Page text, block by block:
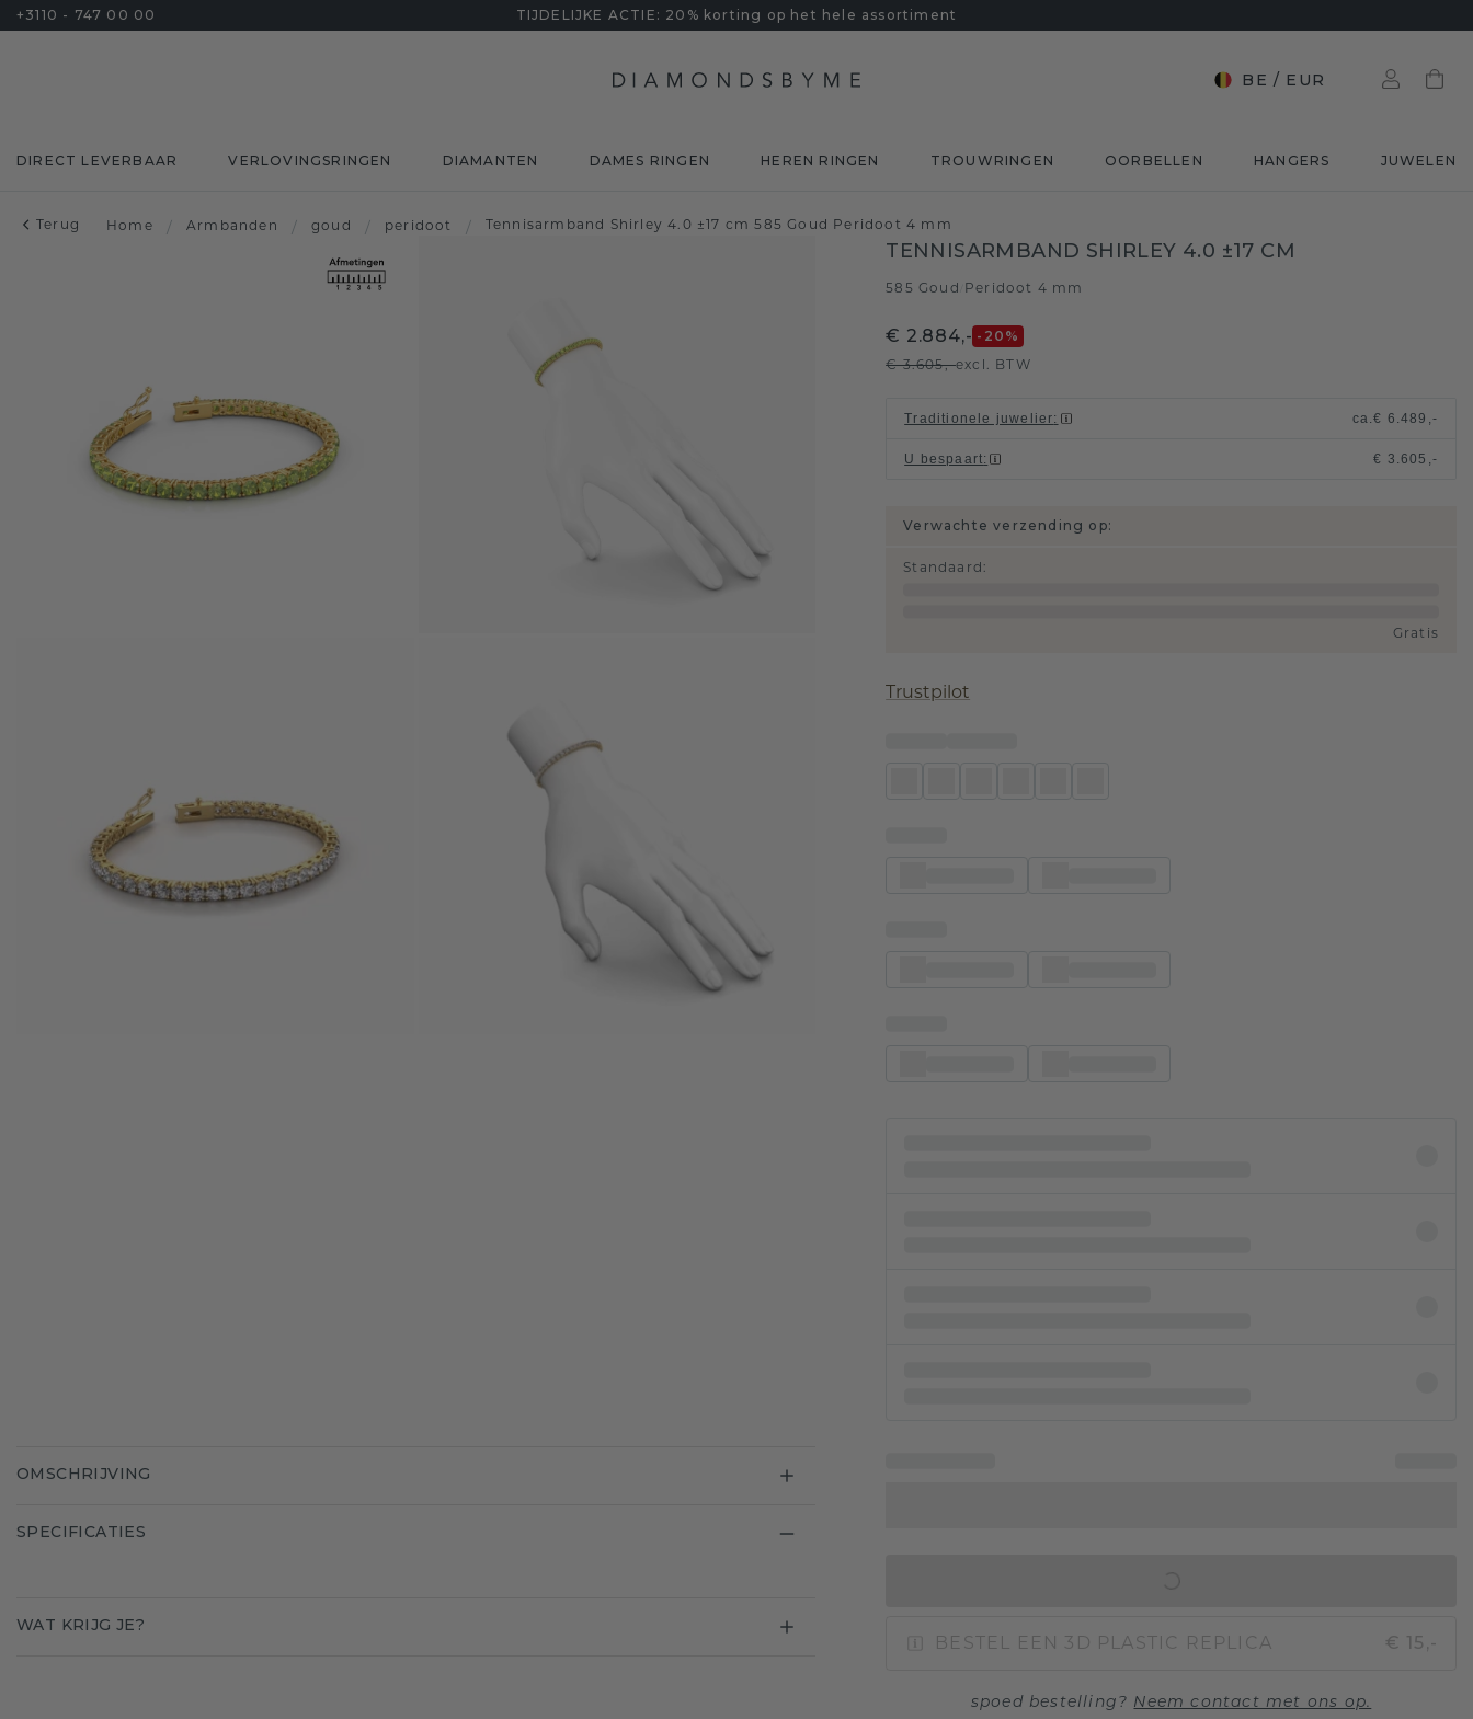
+3110 - 747 00 00 TIJDELIJKE ACTIE: 20% korting op het hele assortiment
BE / EUR
DIRECT LEVERBAAR VERLOVINGSRINGEN DIAMANTEN DAMES RINGEN HEREN RINGEN TROUWRINGEN OORBELLEN HANGERS JUWELEN
Terug Home / Armbanden / goud / peridoot / Tennisarmband Shirley 4.0 ±17 cm 585 Goud Peridoot 4 mm
TENNISARMBAND SHIRLEY 4.0 ±17 CM
585 Goud Peridoot 4 mm
€ 2.884,- -20 %
€ 3.605,-excl. BTW
Traditionele juwelier: ca.€ 6.489,-
U bespaart: € 3.605,-
Verwachte verzending op:
Standaard :
Gratis
Trustpilot
BESTEL EEN 3D PLASTIC REPLICA € 15,-
spoed bestelling? Neem contact met ons op.
OMSCHRIJVING
SPECIFICATIES
WAT KRIJG JE?